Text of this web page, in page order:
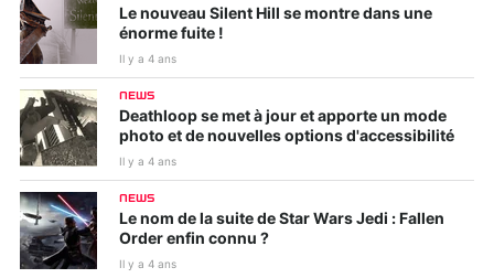
Le nouveau Silent Hill se montre dans une
énorme fuite !
Il y a 4 ans
NEWS
Deathloop se met à jour et apporte un mode
photo et de nouvelles options d'accessibilité
Il y a 4 ans
NEWS
Le nom de la suite de Star Wars Jedi : Fallen
Order enfin connu ?
Il y a 4 ans